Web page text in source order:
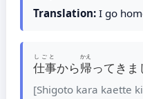
Translation:I go
仕事
しごと
から帰
かえ
ってきま
[Shigoto kara kaette